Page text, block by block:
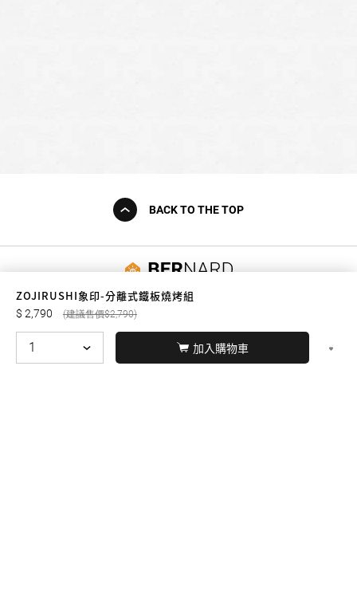
ZOJIRUSHI象印-分離式鐵板燒烤組
2,790 2,790
加入購物車
BACK TO THE TOP
友誠購物
© BERNARD 2021 WEBDESIGN